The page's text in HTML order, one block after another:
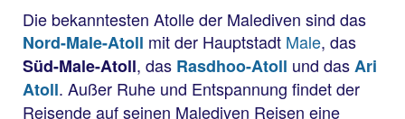
Die bekanntesten Atolle der Malediven sind das
Nord-Male-Atoll mit der Hauptstadt Male, das
Süd-Male-Atoll, das Rasdhoo-Atoll und dasAri
Atoll. Außer Ruhe und Entspannung findet der
Reisende auf seinen Malediven Reisen eine